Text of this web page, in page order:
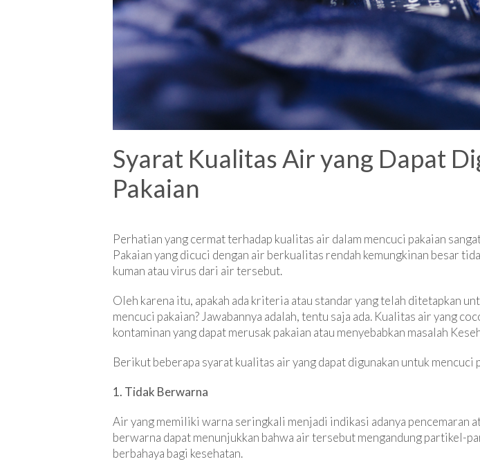
Syarat Kualitas Air yang Dapat
Pakaian
Perhatian yang cermat terhadap kualitas air dalam mencuci pakaian
Pakaian yang dicuci dengan air berkualitas rendah kemungkinan besar
kuman atau virus dari air tersebut.
Oleh karena itu, apakah ada kriteria atau standar yang telah ditetapkan
mencuci pakaian? Jawabannya adalah, tentu saja ada. Kualitas air yang
kontaminan yang dapat merusak pakaian atau menyebabkan masalah
Berikut beberapa syarat kualitas air yang dapat digunakan untuk mencuci
1. Tidak Berwarna
Air yang memiliki warna seringkali menjadi indikasi adanya pencemaran
berwarna dapat menunjukkan bahwa air tersebut mengandung partikel-
berbahaya bagi kesehatan.